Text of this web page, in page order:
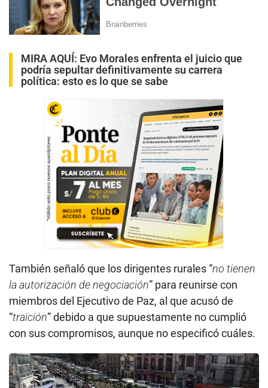
MIRA AQUÍ: Evo Morales enfrenta el juicio que
podría sepultar definitivamente su carrera
política: esto es lo que se sabe
También señaló que los dirigentes rurales “no tienen
la autorización de negociación” para reunirse con
miembros del Ejecutivo de Paz, al que acusó de
“traición” debido a que supuestamente no cumplió
con sus compromisos, aunque no especificó cuáles.